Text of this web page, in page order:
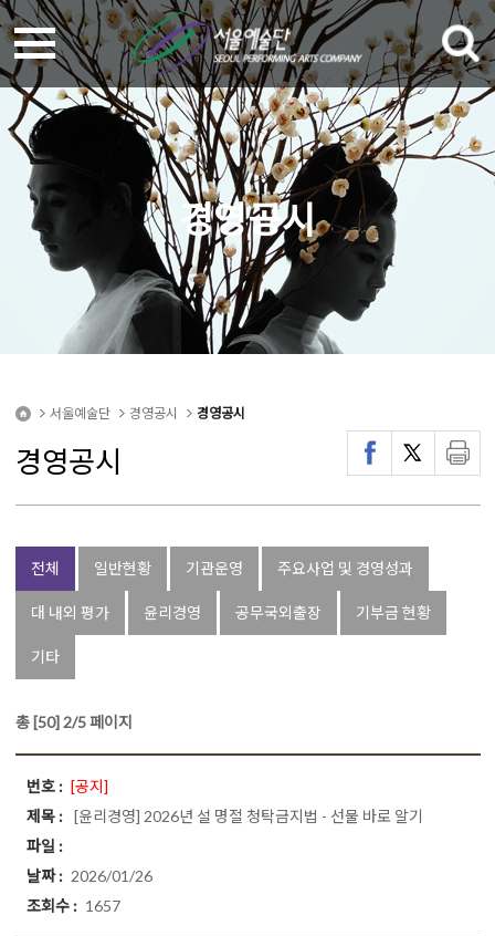
경영공시
서울예술단 경영공시 경영공시
경영공시
전체 일반현황 기관운영 주요사업 및 경영성과
대 내외 평가 윤리경영 공무국외출장 기부금 현황
기타
총 [50] 2/5 페이지
[공지]
[윤리경영] 2026년 설 명절 청탁금지법 - 선물 바로 알기
2026/01/26
1657